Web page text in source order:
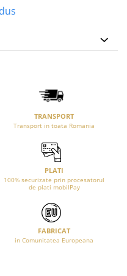
TRANSPORT
Transport in toata Romania
PLATI
100% securizate prin procesatorul
de plati mobilPay
FABRICAT
in Comunitatea Europeana